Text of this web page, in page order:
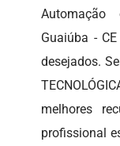
Guaiúba -
desejados.
melhores
profissional